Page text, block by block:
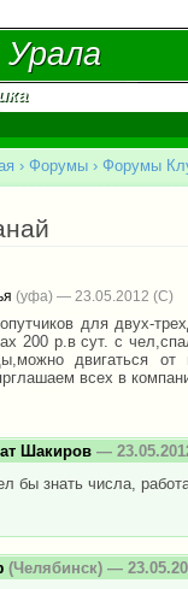
› Форумы › Форумы
(уфа) — 23.05.2012
для двух-
200 р.в сут. с
двигаться
всех в
Шакиров —
бы знать числа,
(Челябинск) —